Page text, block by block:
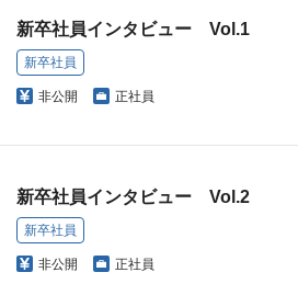
新卒社員インタビュー Vol.1
新卒社員
非公開 正社員
新卒社員インタビュー Vol.2
新卒社員
非公開 正社員